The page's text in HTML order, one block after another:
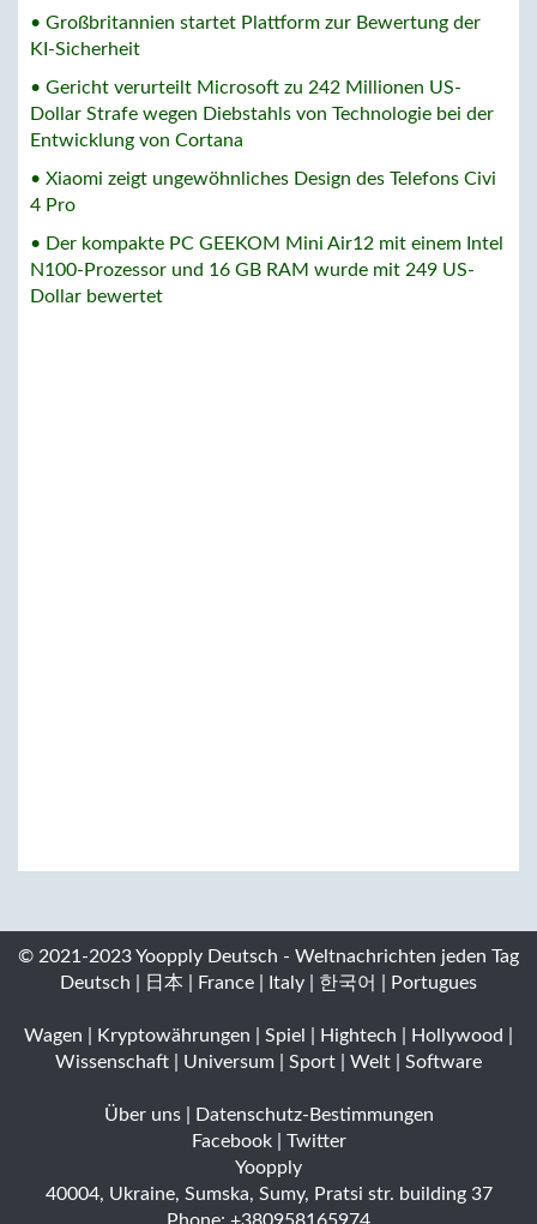
• Großbritannien startet Plattform zur Bewertung der
KI-Sicherheit
• Gericht verurteilt Microsoft zu 242 Millionen US-
Dollar Strafe wegen Diebstahls von Technologie bei der
Entwicklung von Cortana
• Xiaomi zeigt ungewöhnliches Design des Telefons Civi
4 Pro
• Der kompakte PC GEEKOM Mini Air12 mit einem Intel
N100-Prozessor und 16 GB RAM wurde mit 249 US-
Dollar bewertet
© 2021-2023 Yoopply Deutsch - Weltnachrichten jeden Tag
Deutsch
日本 France Italy 한국어 Portugues
Wagen Kryptowährungen Spiel Hightech Hollywood
Wissenschaft
Universum Sport Welt Software
Über uns|
Datenschutz-Bestimmungen
Facebook| Twitter
Yoopply
40004, Ukraine, Sumska, Sumy, Pratsi str. building 37